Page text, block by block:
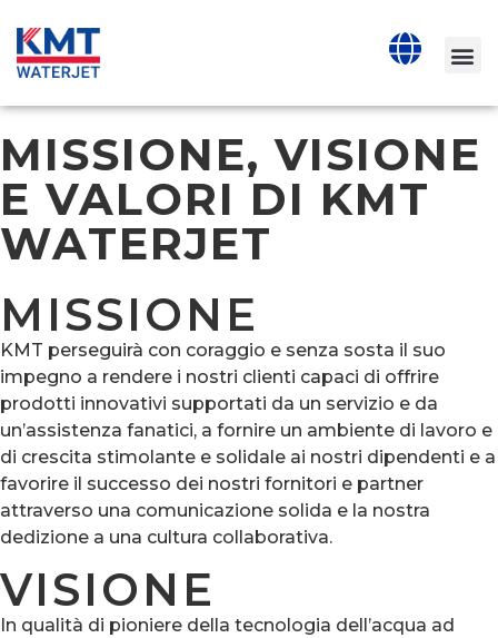
MISSIONE, VISIONE
E VALORI DI KMT
WATERJET
MISSIONE
KMT perseguirà con coraggio e senza sosta il suo
impegno a rendere i nostri clienti capaci di offrire
prodotti innovativi supportati da un servizio e da
un’assistenza fanatici, a fornire un ambiente di lavoro e
di crescita stimolante e solidale ai nostri dipendenti e a
favorire il successo dei nostri fornitori e partner
attraverso una comunicazione solida e la nostra
dedizione a una cultura collaborativa.
VISIONE
In qualità di pioniere della tecnologia dell’acqua ad